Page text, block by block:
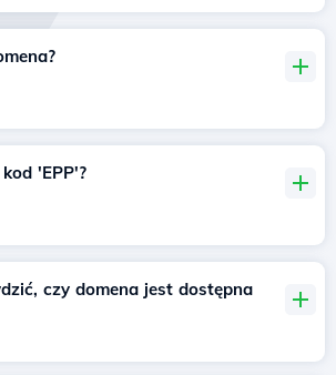
'EPP'?
czy domena jest dostępna